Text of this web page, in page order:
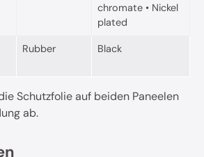
chromate • Nickel
plated
Rubber Black
Schutzfolie auf beiden Paneelen
ab.